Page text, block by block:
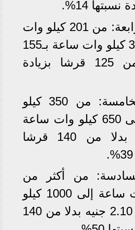
الشريحة الرابعة: من 201 كيلو وات
ساعة إلى 350 كيلو وات ساعة بـ155
قرشا بدلا من 125 قرشا بزيادة
الشريحة الخامسة: من 350 كيلو
وات ساعة إلى 650 كيلو وات ساعة
بـ195 قرشا بدلا من 140 قرشا
من أكثر من
650 كيلو وات ساعة إلى 1000 كيلو
وات ساعة بـ 2.10 جنيه بدلا من 140